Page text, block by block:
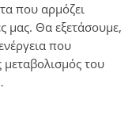
που αρμόζει
μας. Θα εξετάσουμε,
που
μεταβολισμός του